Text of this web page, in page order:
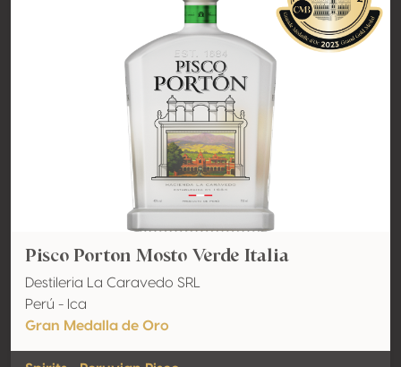
Pisco Porton Mosto Verde Italia
Destileria La Caravedo SRL
Perú - Ica
Gran Medalla de Oro